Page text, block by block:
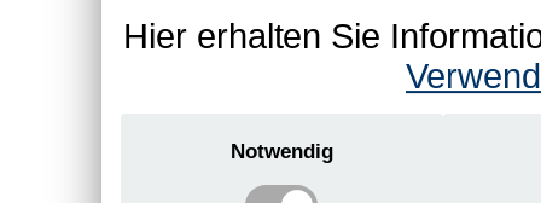
Hier erhalten Sie
Notwendig